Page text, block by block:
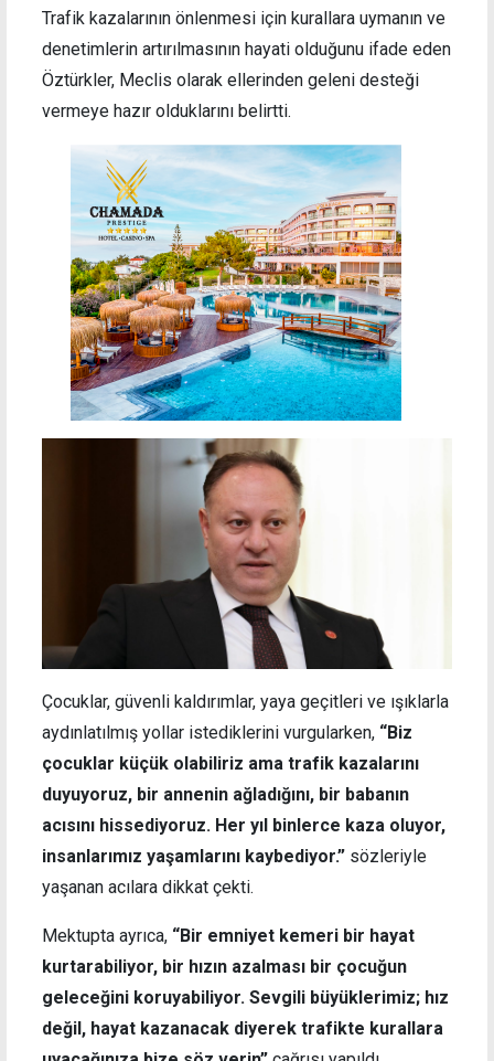
Trafik kazalarının önlenmesi için kurallara uymanın ve
denetimlerin artırılmasının hayati olduğunu ifade eden
Öztürkler, Meclis olarak ellerinden geleni desteği
vermeye hazır olduklarını belirtti.
Çocuklar, güvenli kaldırımlar, yaya geçitleri ve ışıklarla
aydınlatılmış yollar istediklerini vurgularken, “Biz
çocuklar küçük olabiliriz ama trafik kazalarını
duyuyoruz, bir annenin ağladığını, bir babanın
acısını hissediyoruz. Her yıl binlerce kaza oluyor,
insanlarımız yaşamlarını kaybediyor.” sözleriyle
yaşanan acılara dikkat çekti.
Mektupta ayrıca, “Bir emniyet kemeri bir hayat
kurtarabiliyor, bir hızın azalması bir çocuğun
geleceğini koruyabiliyor. Sevgili büyüklerimiz; hız
değil, hayat kazanacak diyerek trafikte kurallara